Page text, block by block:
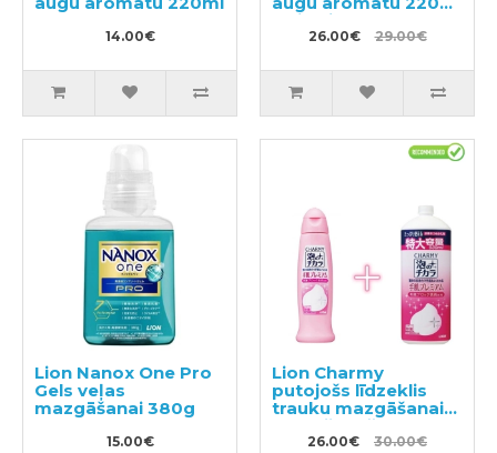
14.00€
+ pildviela 400ml
26.00€ 29.00€
Lion Nanox One Pro
Gels veļas
mazgāšanai 380g
15.00€
Lion Charmy
putojošs līdzeklis
trauku mazgāšanai
ar mežrozīšu
aromātu 240ml +
26.00€ 30.00€